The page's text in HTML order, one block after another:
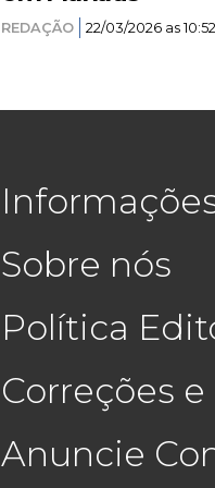
REDAÇÃO 22/03/2026 as
Sobre nós
Política
Correções
Anuncie